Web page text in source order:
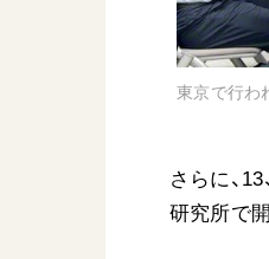
東京で行わ
さらに、
研究所で